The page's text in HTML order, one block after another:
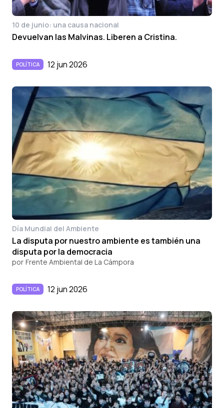
10 de junio: una causa nacional
Devuelvan las Malvinas. Liberen a Cristina.
POLÍTICA 12 jun 2026
Día Mundial del Ambiente
La disputa por nuestro ambiente es también una
disputa por la democracia
por Frente Ambiental de La Cámpora
POLÍTICA 12 jun 2026